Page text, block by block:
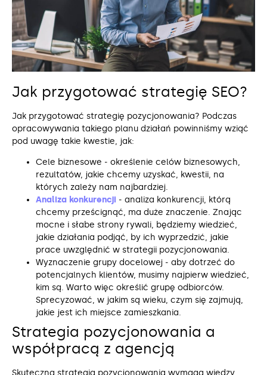
Jak przygotować strategię SEO?
Jak przygotować strategię pozycjonowania? Podczas
opracowywania takiego planu działań powinniśmy wziąć
pod uwagę takie kwestie, jak:
Cele biznesowe ‒ określenie celów biznesowych,
rezultatów, jakie chcemy uzyskać, kwestii, na
których zależy nam najbardziej.
Analiza konkurencji ‒ analiza konkurencji, którą
chcemy prześcignąć, ma duże znaczenie. Znając
mocne i słabe strony rywali, będziemy wiedzieć,
jakie działania podjąć, by ich wyprzedzić, jakie
prace uwzględnić w strategii pozycjonowania.
Wyznaczenie grupy docelowej ‒ aby dotrzeć do
potencjalnych klientów, musimy najpierw wiedzieć,
kim są. Warto więc określić grupę odbiorców.
Sprecyzować, w jakim są wieku, czym się zajmują,
jakie jest ich miejsce zamieszkania.
Strategia pozycjonowania a
współpracą z agencją